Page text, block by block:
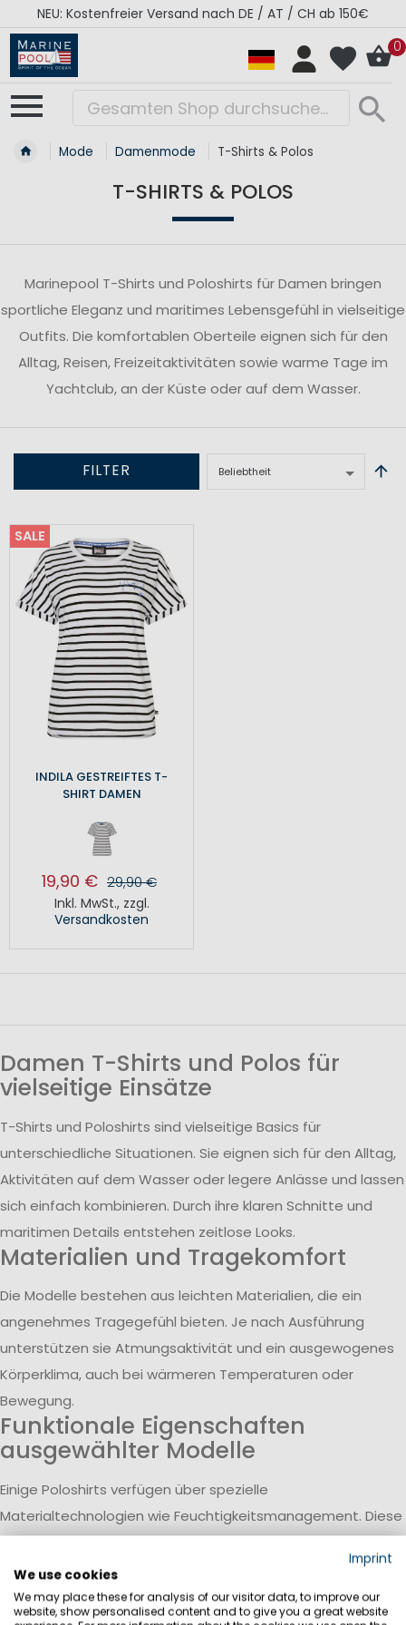
NEU: Kostenfreier Versand nach DE / AT / CH ab 150€
0
Mode Damenmode T-Shirts & Polos
T-SHIRTS & POLOS
Marinepool T-Shirts und Poloshirts für Damen bringen
sportliche Eleganz und maritimes Lebensgefühl in vielseitige
Outfits. Die komfortablen Oberteile eignen sich für den
Alltag, Reisen, Freizeitaktivitäten sowie warme Tage im
Yachtclub, an der Küste oder auf dem Wasser.
FILTER
SALE
INDILA GESTREIFTES T-
SHIRT DAMEN
19,90 € 29,90 €
Inkl. MwSt., zzgl.
Versandkosten
Damen T-Shirts und Polos für
vielseitige Einsätze
T-Shirts und Poloshirts sind vielseitige Basics für
unterschiedliche Situationen. Sie eignen sich für den Alltag,
Aktivitäten auf dem Wasser oder legere Anlässe und lassen
sich einfach kombinieren. Durch ihre klaren Schnitte und
maritimen Details entstehen zeitlose Looks.
Materialien und Tragekomfort
Die Modelle bestehen aus leichten Materialien, die ein
angenehmes Tragegefühl bieten. Je nach Ausführung
unterstützen sie Atmungsaktivität und ein ausgewogenes
Körperklima, auch bei wärmeren Temperaturen oder
Bewegung.
Funktionale Eigenschaften
ausgewählter Modelle
Einige Poloshirts verfügen über spezielle
Materialtechnologien wie Feuchtigkeitsmanagement. Diese
unterstützen den Abtransport von Schweiß und sorgen für
zusätzlichen Komfort bei längerer Nutzung.
Kombinierbar für verschiedene
Anlässe
Imprint
We use cookies
We may place these for analysis of our visitor data, to improve our
website, show personalised content and to give you a great website